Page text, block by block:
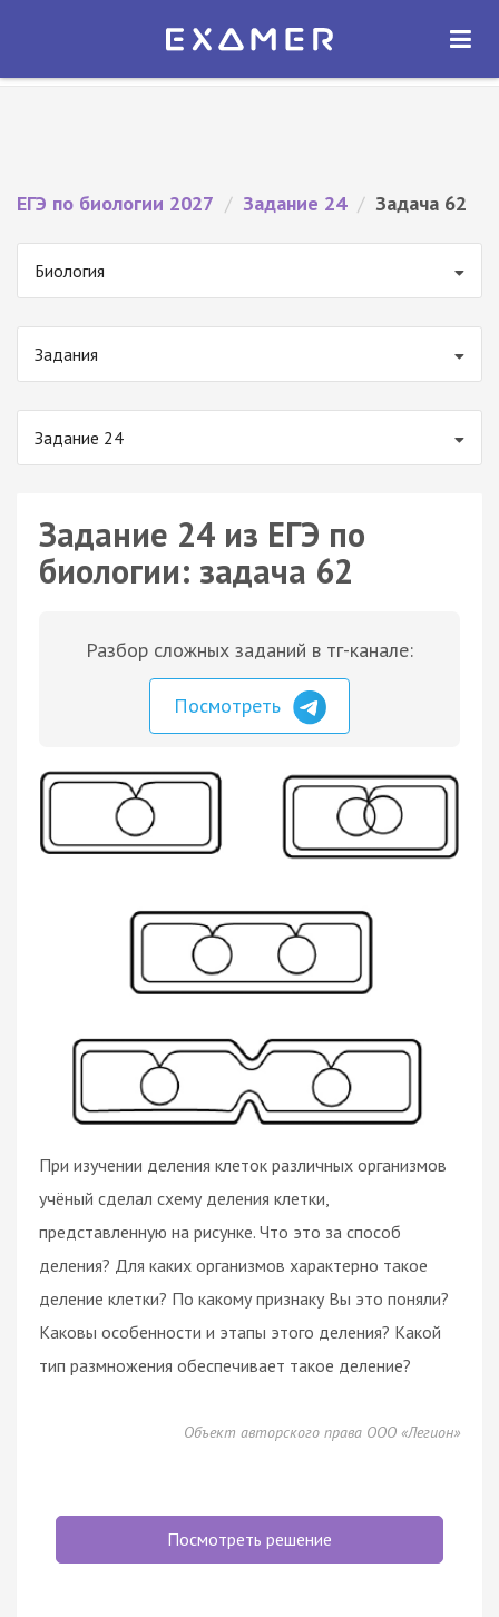
Экзамер — ЕГЭ 2027
ОТКРЫТЬ
ЕГЭ по биологии 2027 / Задание 24 / Задача 62
Биология
Задания
Задание 24
Задание 24 из ЕГЭ по
биологии: задача 62
Разбор сложных заданий в тг-канале:
Посмотреть
При изучении деления клеток различных организмов
учёный сделал схему деления клетки,
представленную на рисунке. Что это за способ
деления? Для каких организмов характерно такое
деление клетки? По какому признаку Вы это поняли?
Каковы особенности и этапы этого деления? Какой
тип размножения обеспечивает такое деление?
Объект авторского права ООО «Легион»
Посмотреть решение